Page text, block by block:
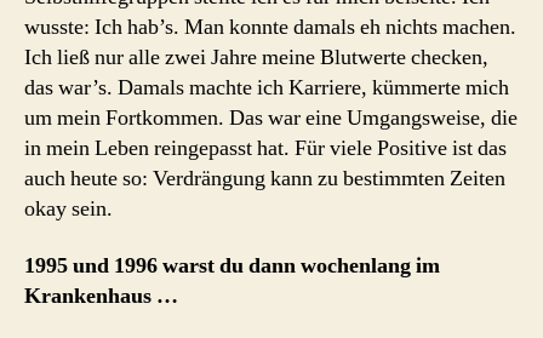
wusste: Ich hab’s. Man konnte damals eh nichts machen.
Ich ließ nur alle zwei Jahre meine Blutwerte checken,
das war’s. Damals machte ich Karriere, kümmerte mich
um mein Fortkommen. Das war eine Umgangsweise, die
in mein Leben reingepasst hat. Für viele Positive ist das
auch heute so: Verdrängung kann zu bestimmten Zeiten
okay sein.
1995 und 1996 warst du dann wochenlang im
Krankenhaus …